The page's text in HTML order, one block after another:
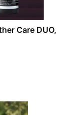
Care DUO,